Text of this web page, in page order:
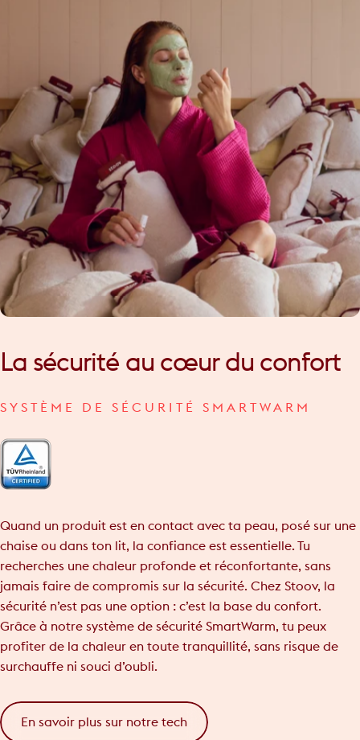
La sécurité au cœur du confort
SYSTÈME DE SÉCURITÉ SMARTWARM
Quand un produit est en contact avec ta peau, posé sur une
chaise ou dans ton lit, la confiance est essentielle. Tu
recherches une chaleur profonde et réconfortante, sans
jamais faire de compromis sur la sécurité. Chez Stoov, la
sécurité n’est pas une option : c’est la base du confort.
Grâce à notre système de sécurité SmartWarm, tu peux
profiter de la chaleur en toute tranquillité, sans risque de
surchauffe ni souci d’oubli.
En savoir plus sur notre tech